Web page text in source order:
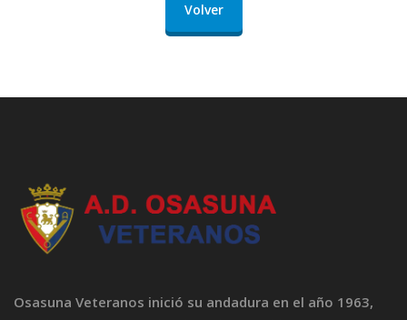
Volver
Osasuna Veteranos inició su andadura en el año 1963,